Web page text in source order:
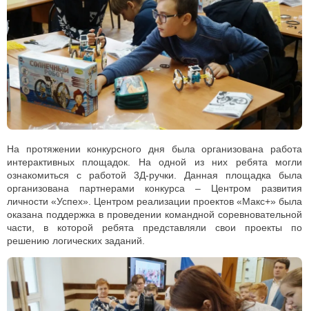
На протяжении конкурсного дня была организована работа
интерактивных площадок. На одной из них ребята могли
ознакомиться с работой 3Д-ручки. Данная площадка была
организована партнерами конкурса – Центром развития
личности «Успех». Центром реализации проектов «Макс+» была
оказана поддержка в проведении командной соревновательной
части, в которой ребята представляли свои проекты по
решению логических заданий.